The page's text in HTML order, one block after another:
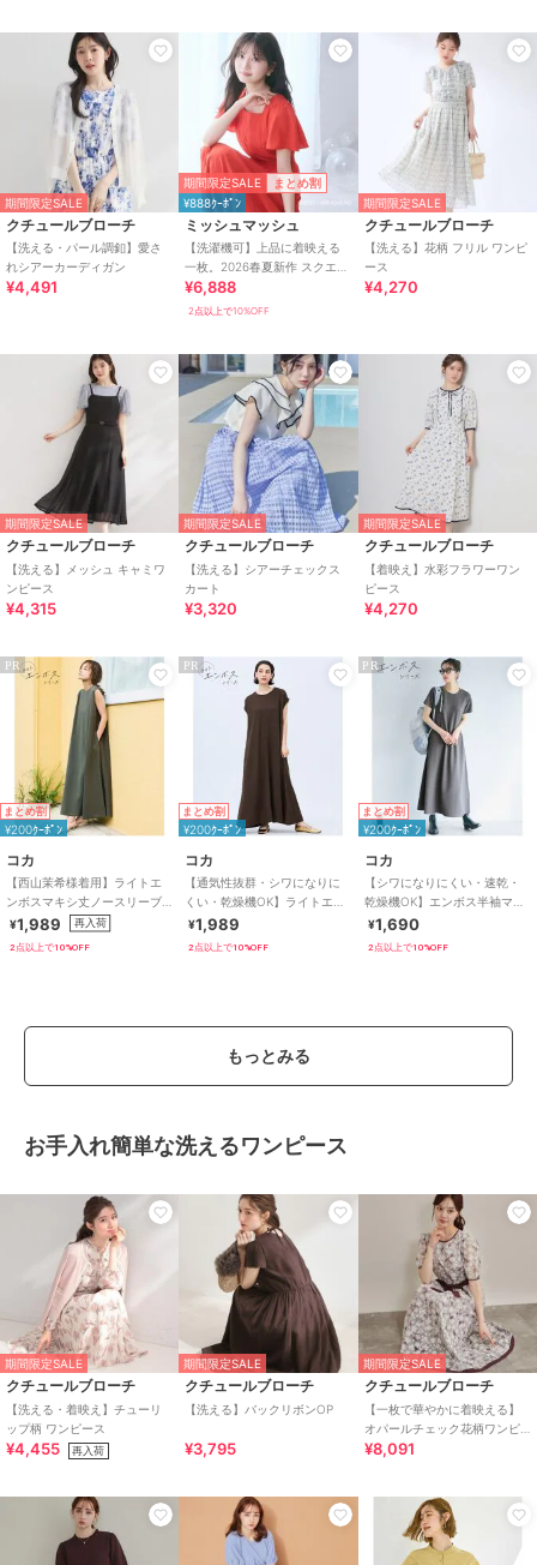
期間限定SALE
クチュールブローチ
【洗える・パール調釦】愛さ
れシアーカーディガン
¥4,491
期間限定SALE まとめ割
¥888ｸｰﾎﾟﾝ
ミッシュマッシュ
【洗濯機可】上品に着映える
一枚。2026春夏新作 スクエア
ネックバックリボンAラインワ
ンピース
¥6,888
2点以上で10%OFF
期間限定SALE
クチュールブローチ
【洗える】花柄 フリル ワンピ
ース
¥4,270
期間限定SALE
クチュールブローチ
【洗える】メッシュ キャミワ
ンピース
¥4,315
期間限定SALE
クチュールブローチ
【洗える】シアーチェックス
カート
¥3,320
期間限定SALE
クチュールブローチ
【着映え】水彩フラワーワン
ピース
¥4,270
PR
まとめ割
¥200ｸｰﾎﾟﾝ
コカ
【西山茉希様着用】ライトエ
ンボスマキシ丈ノースリーブ
ワンピース 全4色 / シワになり
にくい・速乾
¥1,989 再入荷
2点以上で10%OFF
PR
まとめ割
¥200ｸｰﾎﾟﾝ
コカ
【通気性抜群・シワになりに
くい・乾燥機OK】ライトエン
ボスマキシロールアップワン
ピース 全3色
¥1,989
2点以上で10%OFF
PR
まとめ割
¥200ｸｰﾎﾟﾝ
コカ
【シワになりにくい・速乾・
乾燥機OK】エンボス半袖マキ
シワンピース 全4色
¥1,690
2点以上で10%OFF
もっとみる
お手入れ簡単な洗えるワンピース
期間限定SALE
クチュールブローチ
【洗える・着映え】チューリ
ップ柄 ワンピース
¥4,455 再入荷
期間限定SALE
クチュールブローチ
【洗える】バックリボンOP
¥3,795
期間限定SALE
クチュールブローチ
【一枚で華やかに着映える】
オパールチェック花柄ワンピ
ース【洗濯機可】
¥8,091